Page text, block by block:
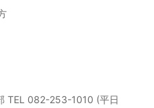
CONTACT
TEL 082-253-1010 (平日